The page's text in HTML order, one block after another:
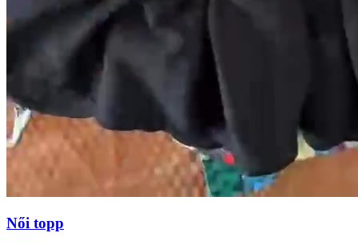
Női topp